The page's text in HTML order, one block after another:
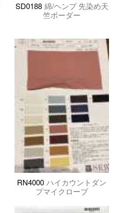
SD0188 綿/ヘンプ 先染め天
竺ボーダー
RN4000 ハイカウントダン
プマイクローブ